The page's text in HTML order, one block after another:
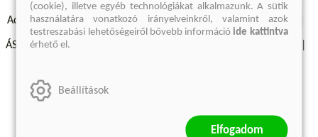
Adatvédelmi szabályzatok Elállási felmondási nyilatkozat
ÁSZF - Vásárlási feltételek
Szállítási információk
(cookie), illetve egyéb technológiákat alkalmazunk. A sütik
használatára vonatkozó irányelveinkről, valamint azok
testreszabási lehetőségeiről bővebb információide kattintva
érhető el.
Beállítások
Elfogadom